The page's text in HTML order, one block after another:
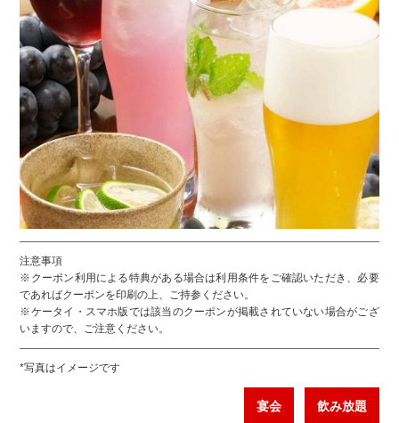
注意事項
※クーポン利用による特典がある場合は利用条件をご確認いただき、必要
であればクーポンを印刷の上、ご持参ください。
※ケータイ・スマホ版では該当のクーポンが掲載されていない場合がござ
いますので、ご注意ください。
*写真はイメージです
宴会 飲み放題